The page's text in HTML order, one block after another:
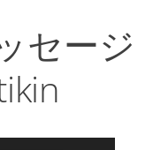
セージ